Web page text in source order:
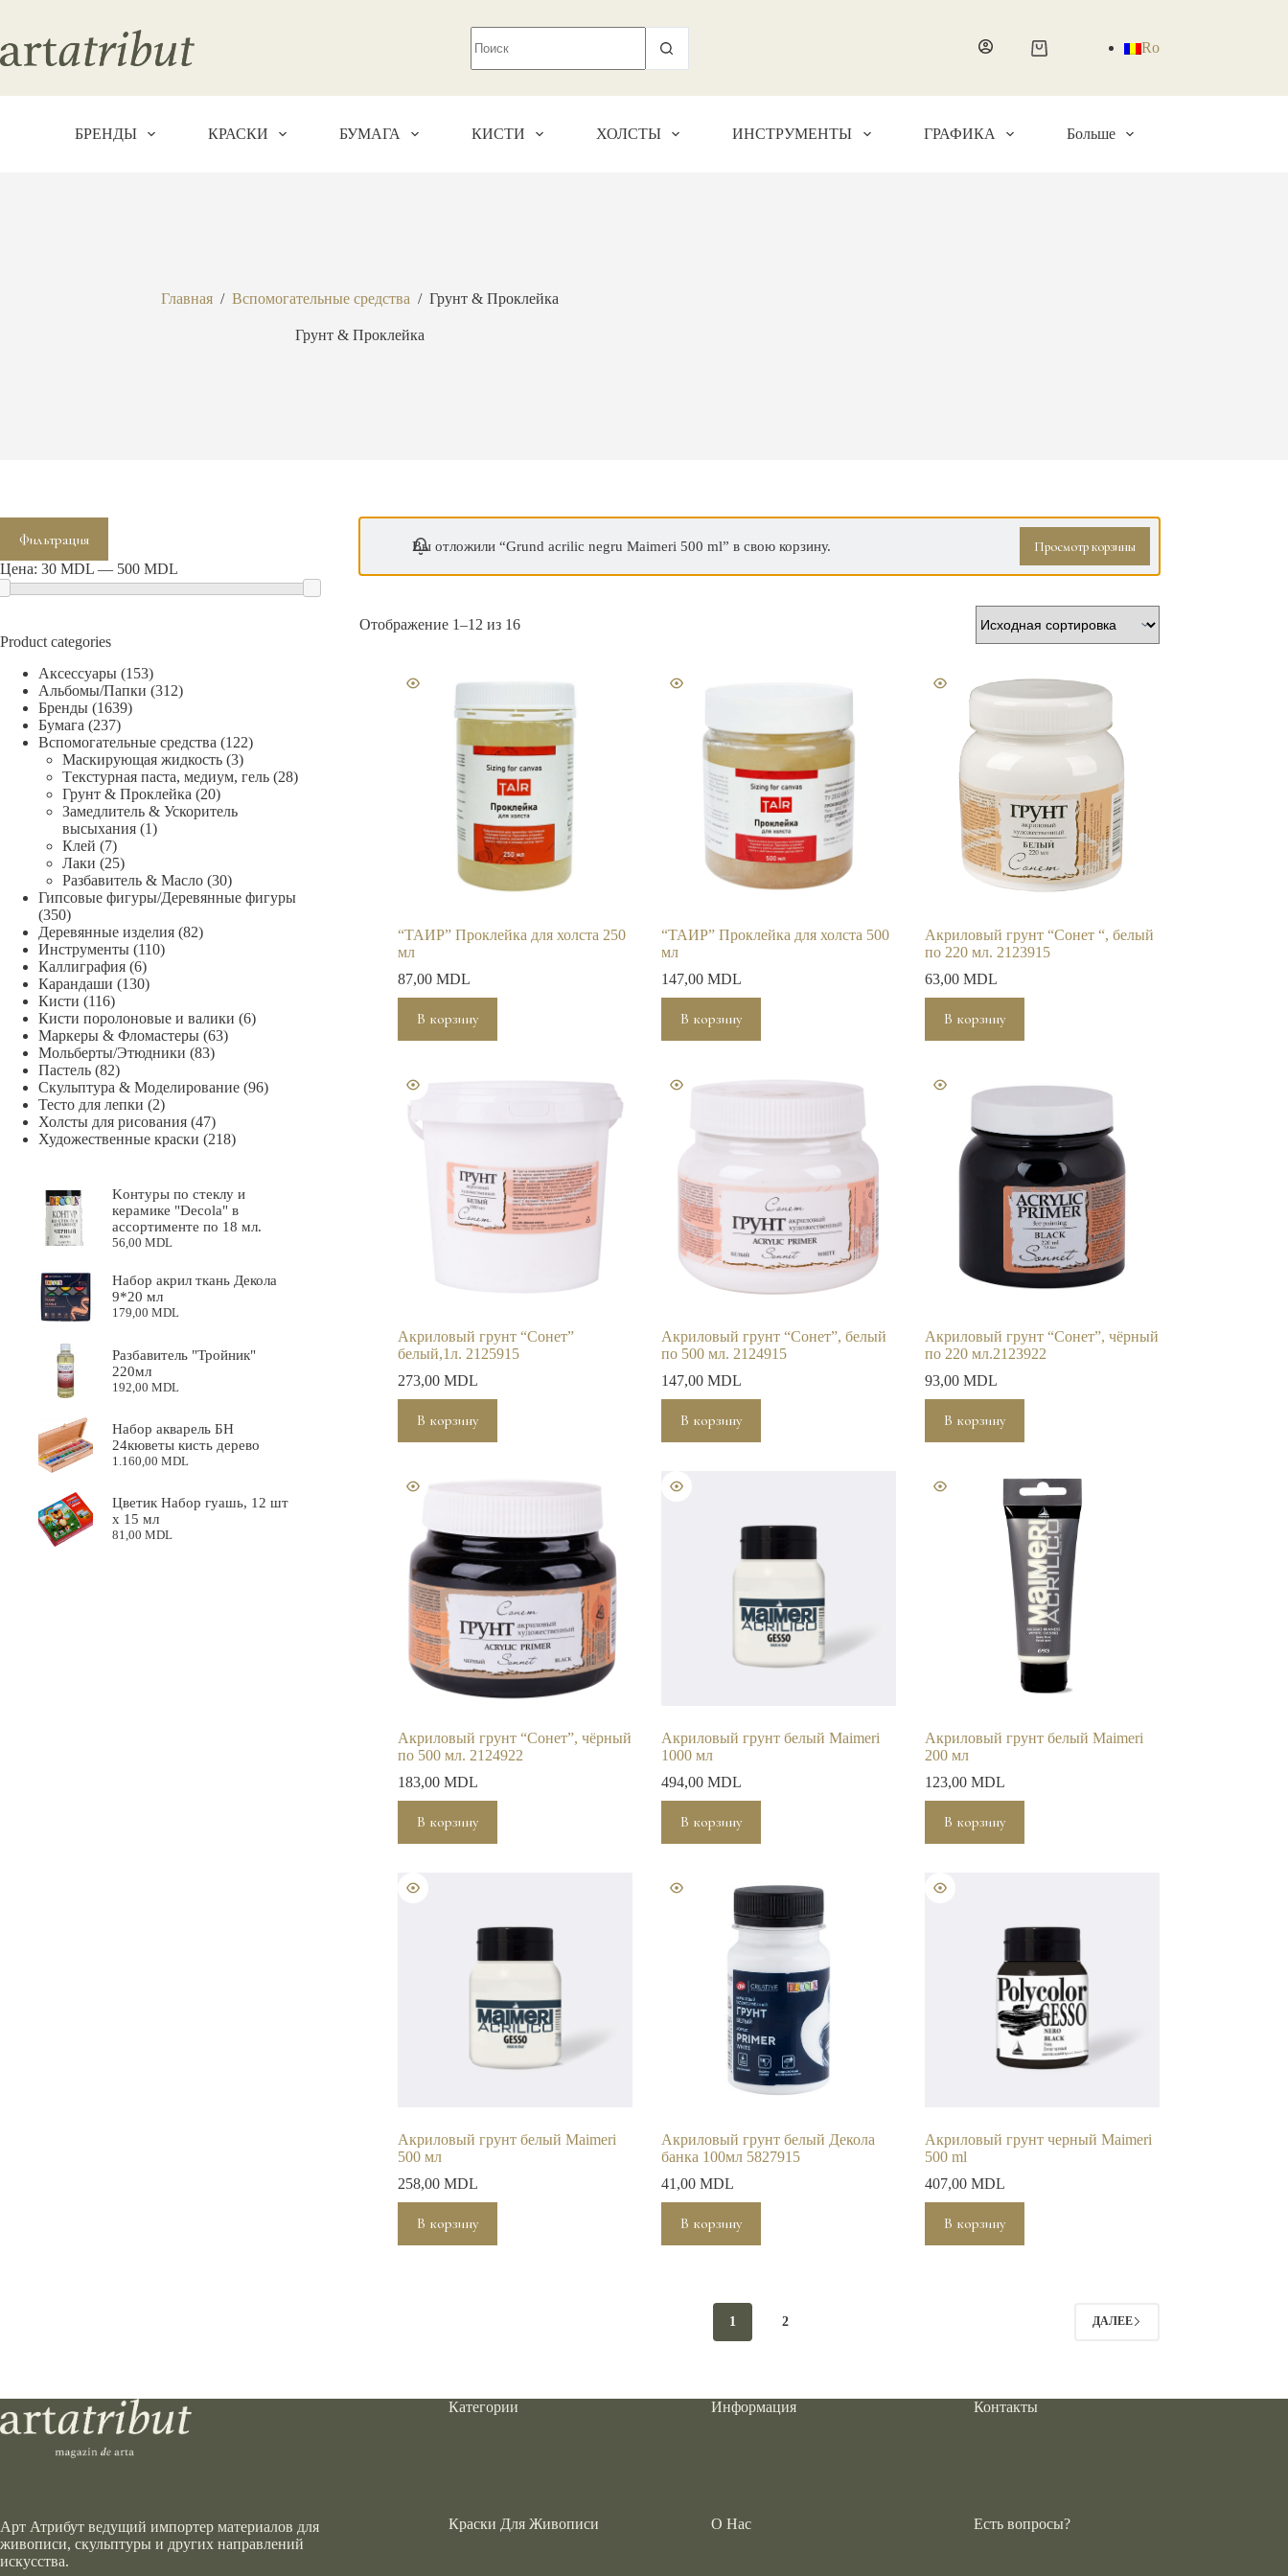
сути
Корзина Ro
БРЕНДЫ КРАСКИ БУМАГА КИСТИ ХОЛСТЫ ИНСТРУМЕНТЫ ГРАФИКА Больше
Главная / Вспомогательные средства / Грунт & Проклейка
Грунт & Проклейка
Вы отложили “Grund acrilic negru Maimeri 500 ml” в свою корзину. Просмотр корзины
Отображение 1–12 из 16
“ТАИР” Проклейка для холста 250
мл
87,00 MDL
В корзину
“ТАИР” Проклейка для холста 500
мл
147,00 MDL
В корзину
Акриловый грунт “Сонет “, белый
по 220 мл. 2123915
63,00 MDL
В корзину
Акриловый грунт “Сонет”
белый,1л. 2125915
273,00 MDL
В корзину
Акриловый грунт “Сонет”, белый
по 500 мл. 2124915
147,00 MDL
В корзину
Акриловый грунт “Сонет”, чёрный
по 220 мл.2123922
93,00 MDL
В корзину
Акриловый грунт “Сонет”, чёрный
по 500 мл. 2124922
183,00 MDL
В корзину
Акриловый грунт белый Maimeri
1000 мл
494,00 MDL
В корзину
Акриловый грунт белый Maimeri
200 мл
123,00 MDL
В корзину
Акриловый грунт белый Maimeri
500 мл
258,00 MDL
В корзину
Акриловый грунт белый Декола
банка 100мл 5827915
41,00 MDL
В корзину
Акриловый грунт черный Maimeri
500 ml
407,00 MDL
В корзину
1 2 ДАЛЕЕ
цена
ценаФильтрация
Цена: 30 MDL — 500 MDL
Product categories
Аксессуары (153)
Альбомы/Папки (312)
Бренды (1639)
Бумага (237)
Вспомогательные средства (122)
Mаскирующая жидкость (3)
Tекстурная паста, медиум, гель (28)
Грунт & Проклейка (20)
Замедлитель & Ускоритель
высыхания (1)
Клей (7)
Лаки (25)
Разбавитель & Масло (30)
Гипсовые фигуры/Деревянные фигуры
(350)
Деревянные изделия (82)
Инструменты (110)
Каллиграфия (6)
Карандаши (130)
Кисти (116)
Кисти поролоновые и валики (6)
Маркеры & Фломастеры (63)
Мольберты/Этюдники (83)
Пастель (82)
Скульптура & Mоделирование (96)
Тесто для лепки (2)
Холсты для рисования (47)
Художественные краски (218)
Kонтуры по стеклу и
керамике "Decola" в
ассортименте по 18 мл.
56,00MDL
Набор акрил ткань Декола
9*20 мл
179,00MDL
Разбавитель "Тройник"
220мл
192,00MDL
Набор акварель БН
24кюветы кисть дерево
1.160,00MDL
Цветик Набор гуашь, 12 шт
х 15 мл
81,00MDL
Арт Атрибут ведущий импортер материалов для
живописи, скульптуры и других направлений
искусства.
Категории
Краски Для Живописи
Информация
О Нас
Контакты
Есть вопросы?